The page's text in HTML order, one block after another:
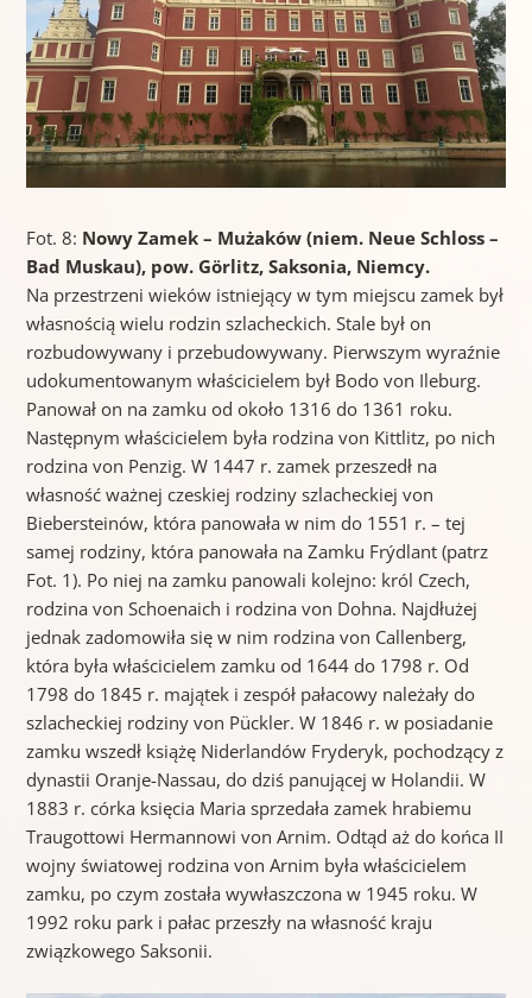
Fot. 8: Nowy Zamek – Mużaków (niem. Neue Schloss –
Bad Muskau), pow. Görlitz, Saksonia, Niemcy.
Na przestrzeni wieków istniejący w tym miejscu zamek był
własnością wielu rodzin szlacheckich. Stale był on
rozbudowywany i przebudowywany. Pierwszym wyraźnie
udokumentowanym właścicielem był Bodo von Ileburg.
Panował on na zamku od około 1316 do 1361 roku.
Następnym właścicielem była rodzina von Kittlitz, po nich
rodzina von Penzig. W 1447 r. zamek przeszedł na
własność ważnej czeskiej rodziny szlacheckiej von
Biebersteinów, która panowała w nim do 1551 r. – tej
samej rodziny, która panowała na Zamku Frýdlant (patrz
Fot. 1). Po niej na zamku panowali kolejno: król Czech,
rodzina von Schoenaich i rodzina von Dohna. Najdłużej
jednak zadomowiła się w nim rodzina von Callenberg,
która była właścicielem zamku od 1644 do 1798 r. Od
1798 do 1845 r. majątek i zespół pałacowy należały do
szlacheckiej rodziny von Pückler. W 1846 r. w posiadanie
zamku wszedł książę Niderlandów Fryderyk, pochodzący z
dynastii Oranje-Nassau, do dziś panującej w Holandii. W
1883 r. córka księcia Maria sprzedała zamek hrabiemu
Traugottowi Hermannowi von Arnim. Odtąd aż do końca II
wojny światowej rodzina von Arnim była właścicielem
zamku, po czym została wywłaszczona w 1945 roku. W
1992 roku park i pałac przeszły na własność kraju
związkowego Saksonii.